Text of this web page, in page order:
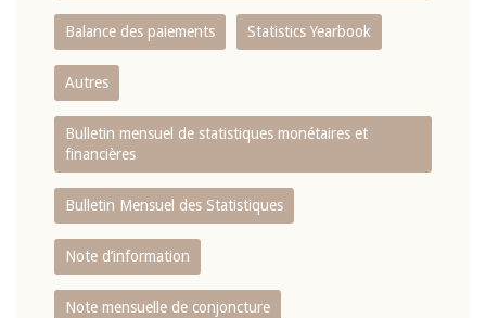
Balance des paiements Statistics Yearbook
Autres
Bulletin mensuel de statistiques monétaires et
financières
Bulletin Mensuel des Statistiques
Note d’information
Note mensuelle de conjoncture